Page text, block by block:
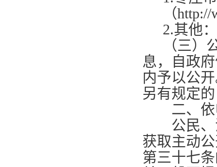
（http://
2.其他
（三）
息，自政
内予以公
另有规定
二、依
公民、
获取主动
第三十七